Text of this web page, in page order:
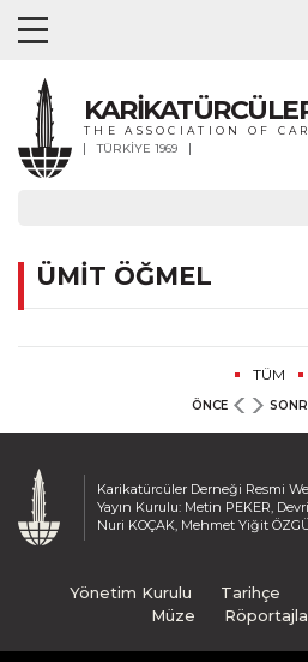
THE ASSOCIATION OF
TÜRKİYE 1969
ÜMİT ÖĞMEL
TÜM
ÖNCE
Karikatürcüler Derneği Resmi
Yayın Kurulu: Metin PEKER,
Nuri KOÇAK, Mehmet Yiğit
Yönetim Kurulu Tarihçe
Müze